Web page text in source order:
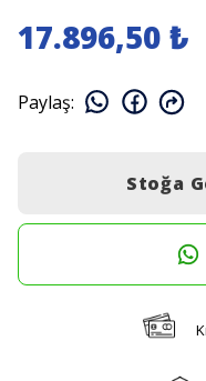
17.896,50 ₺
Paylaş:
Stoğa